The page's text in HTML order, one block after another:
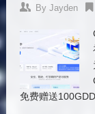
By Jayden
免费赠送